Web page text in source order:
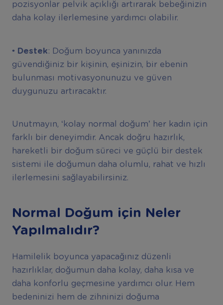
pozisyonlar pelvik açıklığı artırarak bebeğinizin
daha kolay ilerlemesine yardımcı olabilir.
• Destek: Doğum boyunca yanınızda
güvendiğiniz bir kişinin, eşinizin, bir ebenin
bulunması motivasyonunuzu ve güven
duygunuzu artıracaktır.
Unutmayın, ‘kolay normal doğum’ her kadın için
farklı bir deneyimdir. Ancak doğru hazırlık,
hareketli bir doğum süreci ve güçlü bir destek
sistemi ile doğumun daha olumlu, rahat ve hızlı
ilerlemesini sağlayabilirsiniz.
Normal Doğum için Neler
Yapılmalıdır?
Hamilelik boyunca yapacağınız düzenli
hazırlıklar, doğumun daha kolay, daha kısa ve
daha konforlu geçmesine yardımcı olur. Hem
bedeninizi hem de zihninizi doğuma